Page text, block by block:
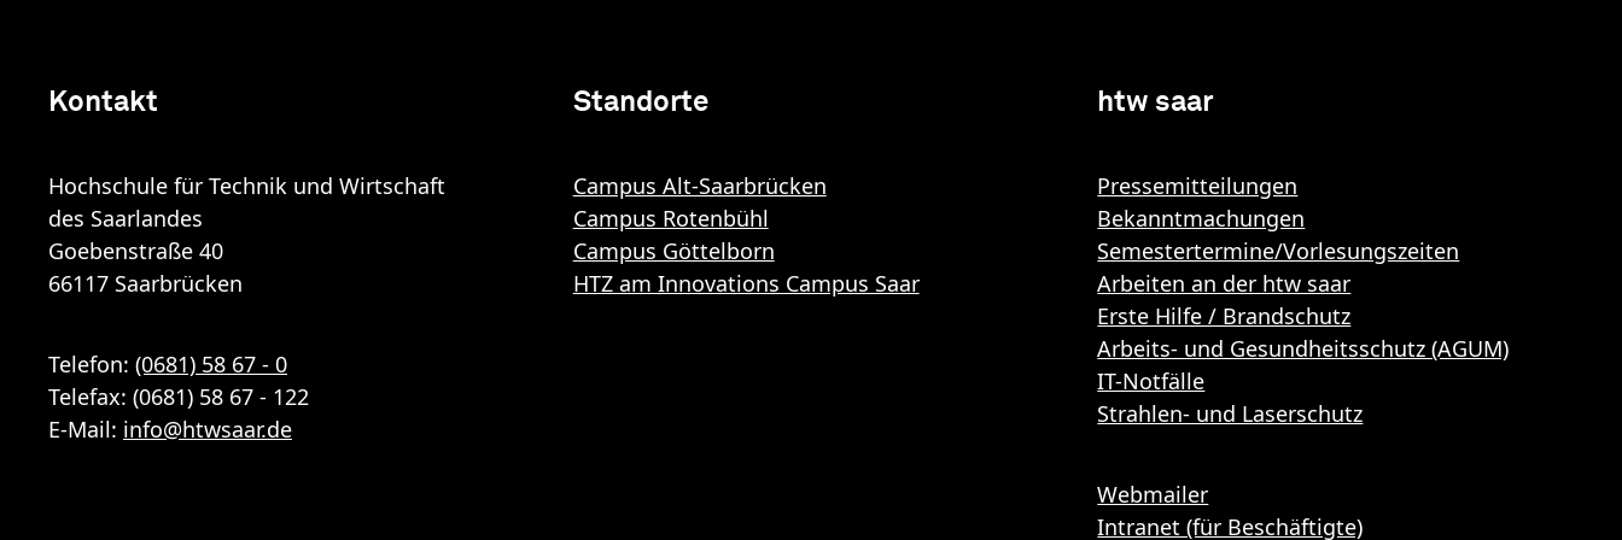
Kontakt
Hochschule für Technik und Wirtschaft
des Saarlandes
Goebenstraße 40
66117 Saarbrücken
Telefon: (0681) 58 67 - 0
Telefax: (0681) 58 67 - 122
E-Mail: info@htwsaar.de
Standorte
Campus Alt-Saarbrücken
Campus Rotenbühl
Campus Göttelborn
HTZ am Innovations Campus Saar
htw saar
Pressemitteilungen
Bekanntmachungen
Semestertermine/Vorlesungszeiten
Arbeiten an der htw saar
Erste Hilfe / Brandschutz
Arbeits- und Gesundheitsschutz (AGUM)
IT-Notfälle
Strahlen- und Laserschutz
Webmailer
Intranet (für Beschäftigte)